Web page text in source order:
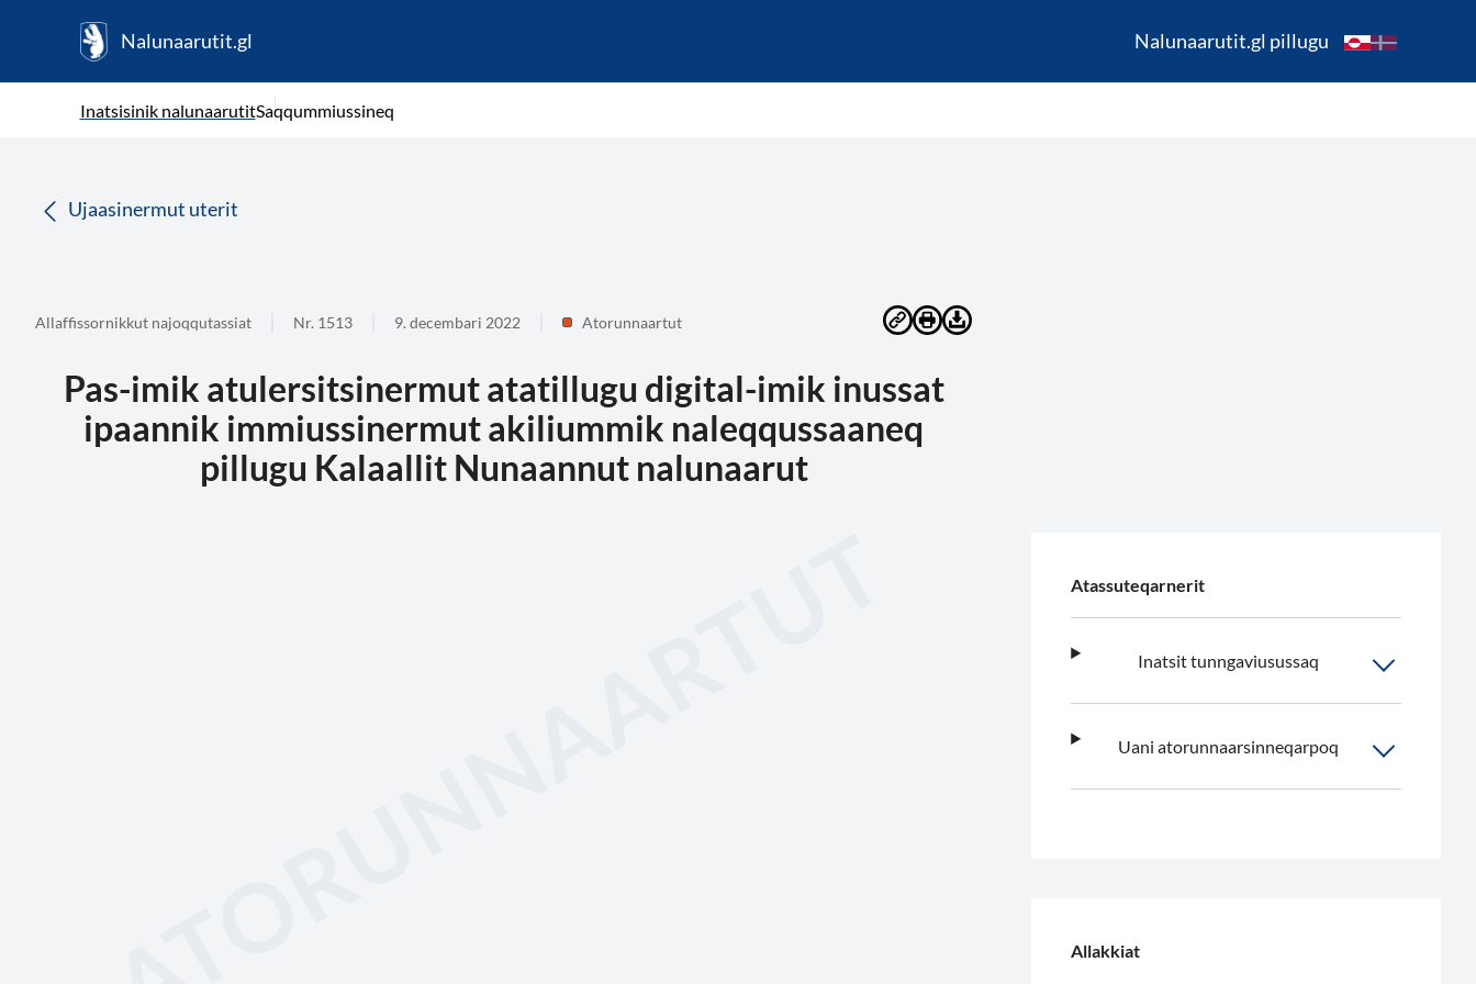
Nalunaarutit.gl Nalunaarutit.gl pillugu
Inatsisinik nalunaarutitSaqqummiussineq
Ujaasinermut uterit
Allaffissornikkut najoqqutassiat Nr. 1513 9. decembari 2022 Atorunnaartut
Pas-imik atulersitsinermut atatillugu digital-imik inussat
ipaannik immiussinermut akiliummik naleqqussaaneq
pillugu Kalaallit Nunaannut nalunaarut
Atassuteqarnerit
Inatsit tunngaviusussaq
Uani atorunnaarsinneqarpoq
Allakkiat